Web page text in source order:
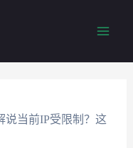
说当前IP受限制？这